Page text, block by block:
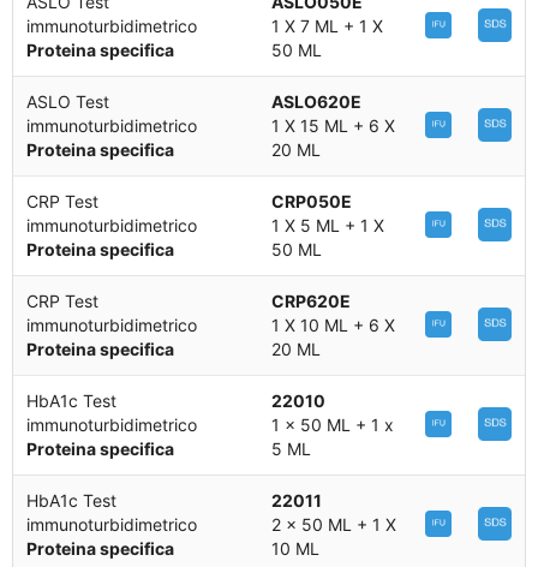
immunoturbidimetrico
Proteina specifica
1 X 7 ML + 1 X
50 ML
ASLO Test
immunoturbidimetrico
Proteina specifica
ASLO620E
1 X 15 ML + 6 X
20 ML
CRP Test
immunoturbidimetrico
Proteina specifica
CRP050E
1 X 5 ML + 1 X
50 ML
CRP Test
immunoturbidimetrico
Proteina specifica
CRP620E
1 X 10 ML + 6 X
20 ML
HbA1c Test
immunoturbidimetrico
Proteina specifica
22010
1 x 50 ML + 1 x
5 ML
HbA1c Test
immunoturbidimetrico
Proteina specifica
22011
2 x 50 ML + 1 X
10 ML